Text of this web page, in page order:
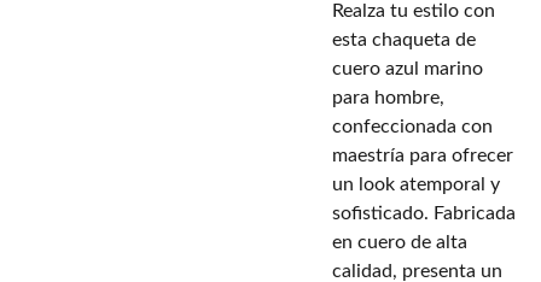
Realza tu estilo con
esta chaqueta de
cuero azul marino
para hombre,
confeccionada con
maestría para ofrecer
un look atemporal y
sofisticado. Fabricada
en cuero de alta
calidad, presenta un